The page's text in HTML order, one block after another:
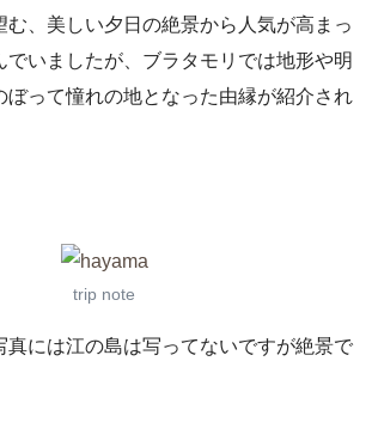
む、美しい夕日の絶景から人気が高まっ
でいましたが、ブラタモリでは地形や明
ぼって憧れの地となった由縁が紹介され
trip note
真には江の島は写ってないですが絶景で